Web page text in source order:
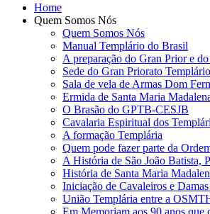
Home
Quem Somos Nós
Quem Somos Nós
Manual Templário do Brasil
A preparação do Gran Prior e
Sede do Gran Priorato
Sala de vela de Armas Dom
Ermida de Santa Maria
O Brasão do GPTB-CESJB
Cavalaria Espiritual dos
A formação Templária
Quem pode fazer parte da
A História de São João Batista,
História de Santa Maria
Iniciação de Cavaleiros e
União Templária entre a
Em Memoriam aos 90 anos que